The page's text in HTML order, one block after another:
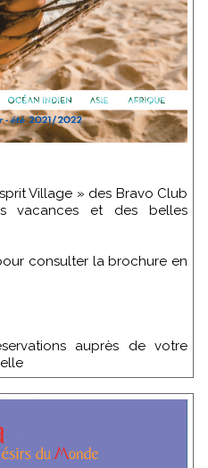
Village » des Bravo Club
vacances et des belles
consulter la brochure en
auprès de votre